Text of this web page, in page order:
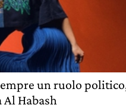
un ruolo
Al Habash